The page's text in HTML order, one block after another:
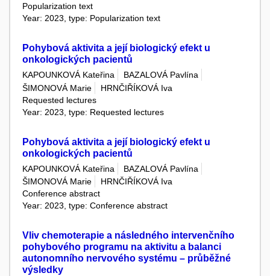
Popularization text
Year: 2023, type: Popularization text
Pohybová aktivita a její biologický efekt u
onkologických pacientů
KAPOUNKOVÁ Kateřina
BAZALOVÁ Pavlína
ŠIMONOVÁ Marie
HRNČIŘÍKOVÁ Iva
Requested lectures
Year: 2023, type: Requested lectures
Pohybová aktivita a její biologický efekt u
onkologických pacientů
KAPOUNKOVÁ Kateřina
BAZALOVÁ Pavlína
ŠIMONOVÁ Marie
HRNČIŘÍKOVÁ Iva
Conference abstract
Year: 2023, type: Conference abstract
Vliv chemoterapie a následného intervenčního
pohybového programu na aktivitu a balanci
autonomního nervového systému – průběžné
výsledky